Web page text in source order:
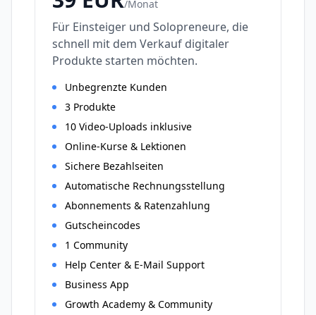
/Monat
Für Einsteiger und Solopreneure, die
schnell mit dem Verkauf digitaler
Produkte starten möchten.
Unbegrenzte Kunden
3 Produkte
10 Video-Uploads inklusive
Online-Kurse & Lektionen
Sichere Bezahlseiten
Automatische Rechnungsstellung
Abonnements & Ratenzahlung
Gutscheincodes
1 Community
Help Center & E-Mail Support
Business App
Growth Academy & Community